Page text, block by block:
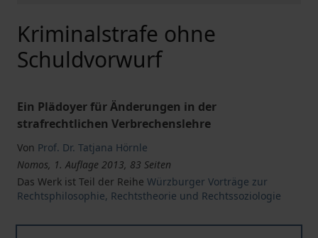
Kriminalstrafe ohne
Schuldvorwurf
Ein Plädoyer für Änderungen in der
strafrechtlichen Verbrechenslehre
Von Prof. Dr. Tatjana Hörnle
Nomos, 1. Auflage 2013, 83 Seiten
Das Werk ist Teil der Reihe Würzburger Vorträge zur
Rechtsphilosophie, Rechtstheorie und Rechtssoziologie